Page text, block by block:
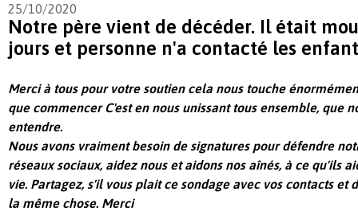
25/10/2020
Notre père vient de décéder. Il était
jours et personne n'a contacté les
Merci à tous pour votre soutien cela nous touche
que commencer C'est en nous unissant tous ensemble, que
entendre.
Nous avons vraiment besoin de signatures pour défendre
réseaux sociaux, aidez nous et aidons nos aînés, à ce qu'ils
vie. Partagez, s'il vous plait ce sondage avec vos contacts et
la même chose. Merci